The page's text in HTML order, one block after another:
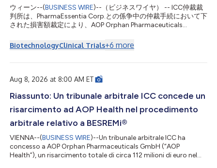
ウィーン--(BUSINESS WIRE)--（ビジネスワイヤ） -- ICC仲裁裁
判所は、PharmaEssentia Corp.との係争中の仲裁手続において下
された損害額裁定により、AOP Orphan Pharmaceuticals
裁定しました。ICC仲裁裁判所は、BESREMi®（ロペグインター
フェロン アルファ-2b）に関してPharmaEssentia Corp.（以下
GmbH（以下「AOP Health」）に対し、総額約1億1,200万ユー
ロを認めました。同裁定では、PharmaEssentiaによる故意の契
約違反に基づくAOP Healthの損害賠償請求額を約8,200万ユーロ
価格設定によりAOP HealthがPharmaEssentiaに対して支払った
超過支払額の返還として、約3,1...
BiotechnologyClinical Trials+6 more
Aug 8, 2026 at 8:00 AM ET
Riassunto: Un tribunale arbitrale ICC concede un
risarcimento ad AOP Health nel procedimento
arbitrale relativo a BESREMi®
VIENNA--(BUSINESS WIRE)--Un tribunale arbitrale ICC ha
concesso a AOP Orphan Pharmaceuticals GmbH (“AOP
Health”), un risarcimento totale di circa 112 milioni di euro nel